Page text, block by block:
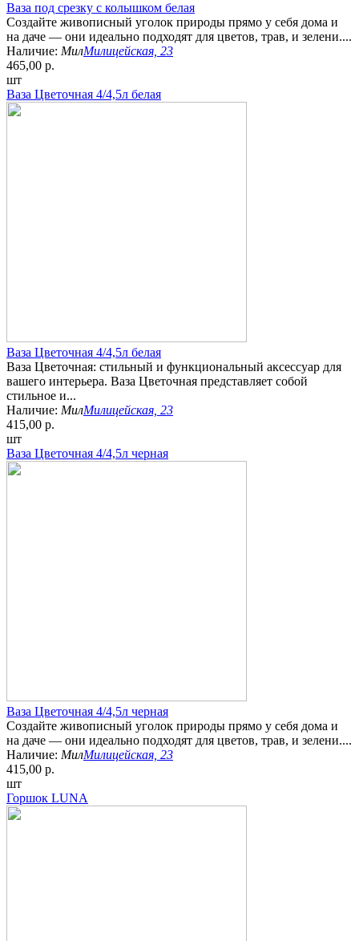
Ваза под срезку с колышком белая
Создайте живописный уголок природы прямо у себя дома и
на даче — они идеально подходят для цветов, трав, и зелени....
Наличие: МилМилицейская, 23
465,00 р.
шт
Ваза Цветочная 4/4,5л белая
Ваза Цветочная 4/4,5л белая
Ваза Цветочная: стильный и функциональный аксессуар для
вашего интерьера. Ваза Цветочная представляет собой
стильное и...
Наличие: МилМилицейская, 23
415,00 р.
шт
Ваза Цветочная 4/4,5л черная
Ваза Цветочная 4/4,5л черная
Создайте живописный уголок природы прямо у себя дома и
на даче — они идеально подходят для цветов, трав, и зелени....
Наличие: МилМилицейская, 23
415,00 р.
шт
Горшок LUNA